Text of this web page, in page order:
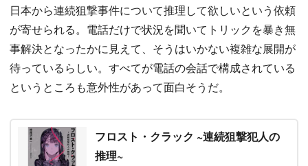
日本から連続狙撃事件について推理して欲しいという依頼
が寄せられる。電話だけで状況を聞いてトリックを暴き無
事解決となったかに見えて、そうはいかない複雑な展開が
待っているらしい。すべてが電話の会話で構成されている
というところも意外性があって面白そうだ。
フロスト・クラック ~連続狙撃犯人の
推理~